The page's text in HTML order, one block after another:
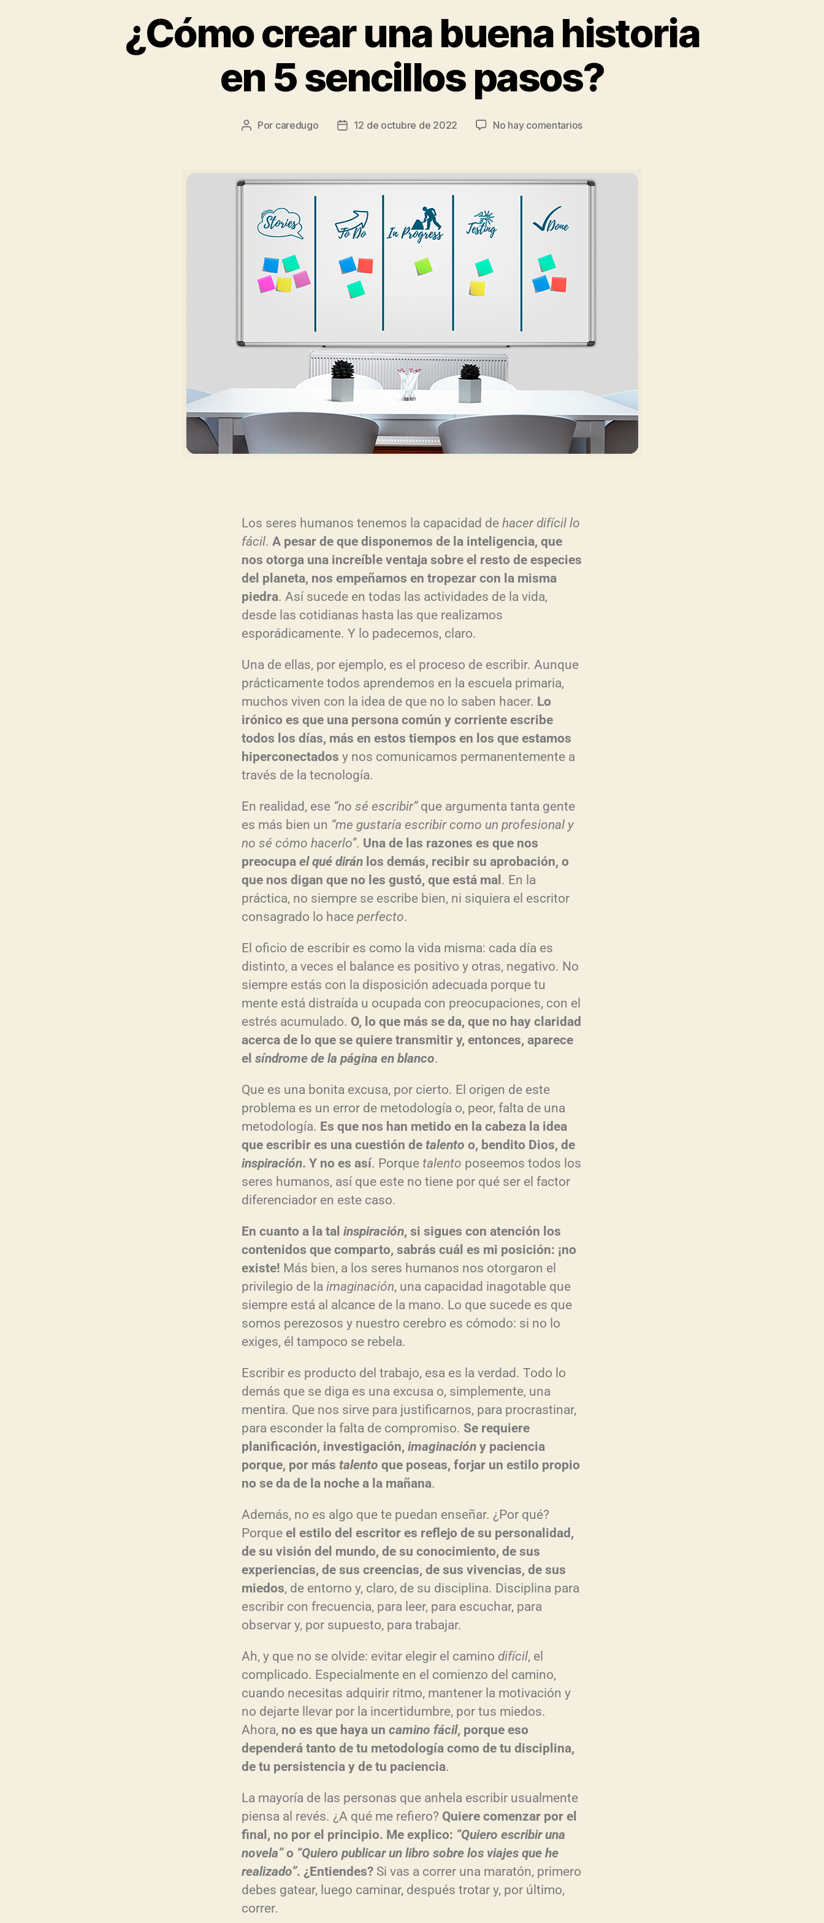
¿Cómo crear una buena historia
en 5 sencillos pasos?
Por caredugo 12 de octubre de 2022 No hay comentarios
Los seres humanos tenemos la capacidad de hacer difícil lo
fácil. A pesar de que disponemos de la inteligencia, que
nos otorga una increíble ventaja sobre el resto de especies
del planeta, nos empeñamos en tropezar con la misma
piedra. Así sucede en todas las actividades de la vida,
desde las cotidianas hasta las que realizamos
esporádicamente. Y lo padecemos, claro.
Una de ellas, por ejemplo, es el proceso de escribir. Aunque
prácticamente todos aprendemos en la escuela primaria,
muchos viven con la idea de que no lo saben hacer. Lo
irónico es que una persona común y corriente escribe
todos los días, más en estos tiempos en los que estamos
hiperconectados y nos comunicamos permanentemente a
través de la tecnología.
En realidad, ese “no sé escribir”que argumenta tanta gente
es más bien un “me gustaría escribir como un profesional y
no sé cómo hacerlo”. Una de las razones es que nos
preocupa el qué dirán los demás, recibir su aprobación, o
que nos digan que no les gustó, que está mal . En la
práctica, no siempre se escribe bien, ni siquiera el escritor
consagrado lo hace perfecto.
El oficio de escribir es como la vida misma: cada día es
distinto, a veces el balance es positivo y otras, negativo. No
siempre estás con la disposición adecuada porque tu
mente está distraída u ocupada con preocupaciones, con el
estrés acumulado. O, lo que más se da, que no hay claridad
acerca de lo que se quiere transmitir y, entonces, aparece
el síndrome de la página en blanco.
Que es una bonita excusa, por cierto. El origen de este
problema es un error de metodología o, peor, falta de una
metodología. Es que nos han metido en la cabeza la idea
que escribir es una cuestión de talento o, bendito Dios, de
inspiración. Y no es así. Porque talento poseemos todos los
seres humanos, así que este no tiene por qué ser el factor
diferenciador en este caso.
En cuanto a la tal inspiración, si sigues con atención los
contenidos que comparto, sabrás cuál es mi posición: ¡no
existe! Más bien, a los seres humanos nos otorgaron el
privilegio de la imaginación, una capacidad inagotable que
siempre está al alcance de la mano. Lo que sucede es que
somos perezosos y nuestro cerebro es cómodo: si no lo
exiges, él tampoco se rebela.
Escribir es producto del trabajo, esa es la verdad. Todo lo
demás que se diga es una excusa o, simplemente, una
mentira. Que nos sirve para justificarnos, para procrastinar,
para esconder la falta de compromiso. Se requiere
planificación, investigación, imaginación y paciencia
porque, por más talento que poseas, forjar un estilo propio
no se da de la noche a la mañana.
Además, no es algo que te puedan enseñar. ¿Por qué?
Porque el estilo del escritor es reflejo de su personalidad,
de su visión del mundo, de su conocimiento, de sus
experiencias, de sus creencias, de sus vivencias, de sus
miedos, de entorno y, claro, de su disciplina. Disciplina para
escribir con frecuencia, para leer, para escuchar, para
observar y, por supuesto, para trabajar.
Ah, y que no se olvide: evitar elegir el camino difícil, el
complicado. Especialmente en el comienzo del camino,
cuando necesitas adquirir ritmo, mantener la motivación y
no dejarte llevar por la incertidumbre, por tus miedos.
Ahora, no es que haya un camino fácil, porque eso
dependerá tanto de tu metodología como de tu disciplina,
de tu persistencia y de tu paciencia.
La mayoría de las personas que anhela escribir usualmente
piensa al revés. ¿A qué me refiero? Quiere comenzar por el
final, no por el principio. Me explico: “Quiero escribir una
novela”o “Quiero publicar un libro sobre los viajes que he
realizado”. ¿Entiendes? Si vas a correr una maratón, primero
debes gatear, luego caminar, después trotar y, por último,
correr.